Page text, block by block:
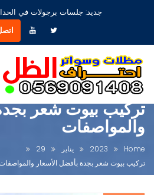
مظلات جلسات حدائق أشكال
تركيب بيوت شعر
والمواصفات
Home
2023 يناير
29
تركيب بيوت شعر بجدة بأفضل الأسعار